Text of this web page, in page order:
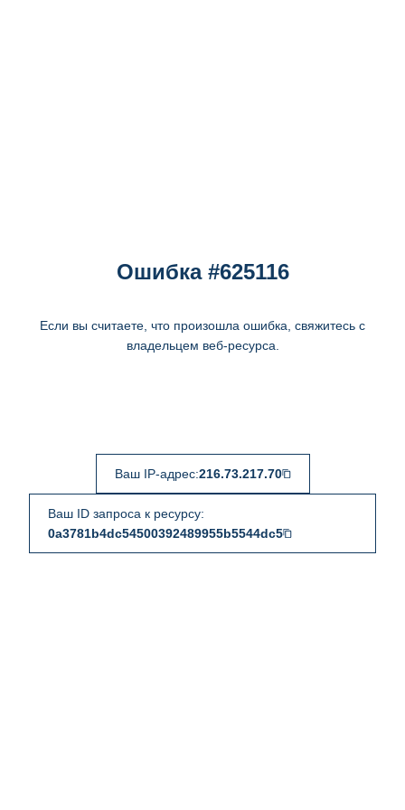
Ошибка #625116
Если вы считаете, что произошла ошибка, свяжитесь с
владельцем веб-ресурса.
Ваш IP-адрес:216.73.217.70
Ваш ID запроса к ресурсу:
0a3781b4dc54500392489955b5544dc5